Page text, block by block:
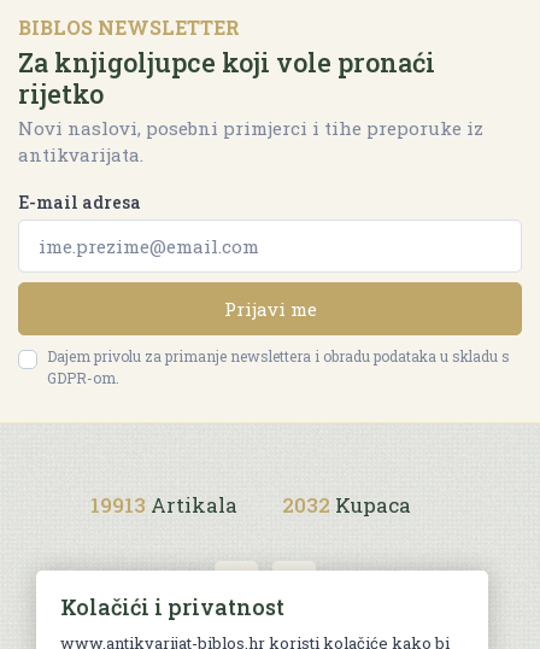
BIBLOS NEWSLETTER
Za knjigoljupce koji vole pronaći
rijetko
Novi naslovi, posebni primjerci i tihe preporuke iz
antikvarijata.
E-mail adresa
Prijavi me
Dajem privolu za primanje newslettera i obradu podataka u skladu s
GDPR-om.
19913 Artikala 2032 Kupaca
Kolačići i privatnost
www.antikvarijat-biblos.hr koristi kolačiće kako bi